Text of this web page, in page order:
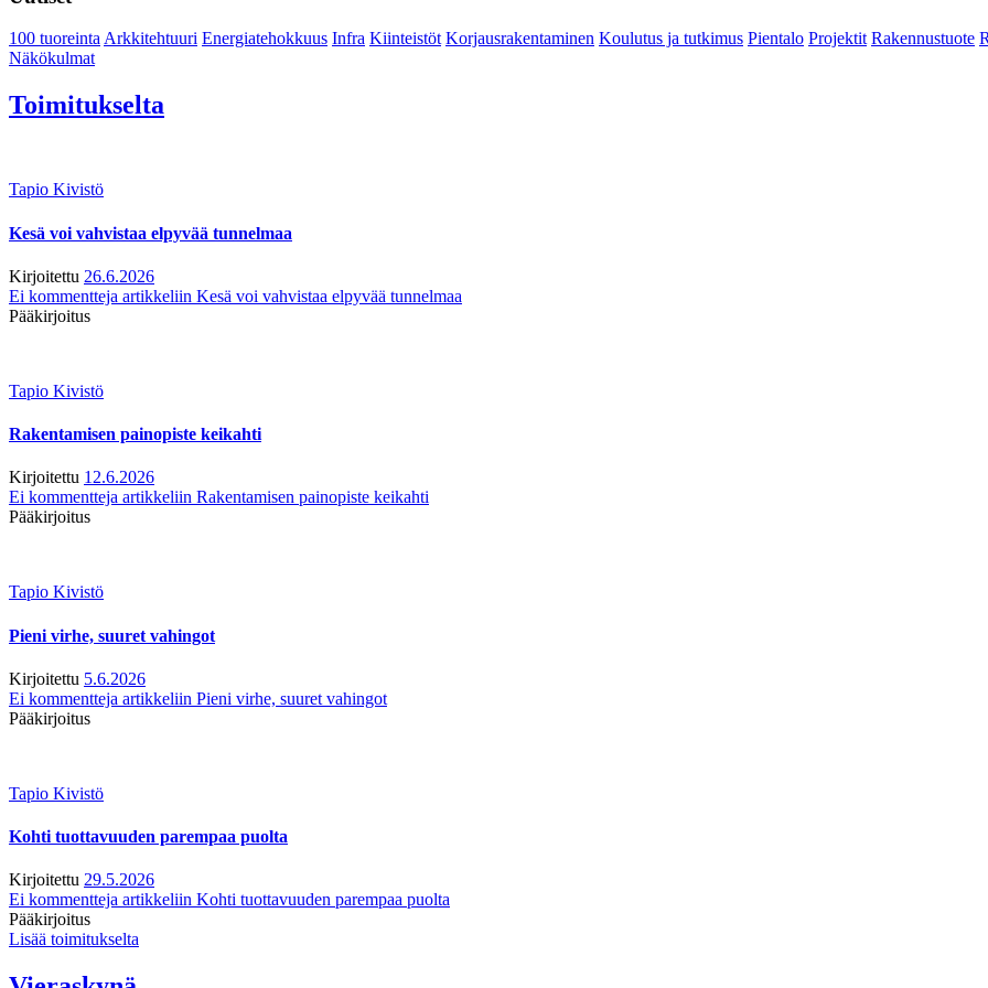
100 tuoreintaArkkitehtuuri Energiatehokkuus Infra Kiinteistöt Korjausrakentaminen Koulutus ja tutkimus Pientalo Projektit Rakennustuote
Näkökulmat
Toimitukselta
Tapio Kivistö
Kesä voi vahvistaa elpyvää tunnelmaa
Kirjoitettu 26.6.2026
Ei kommentteja artikkeliin Kesä voi vahvistaa elpyvää tunnelmaa
Pääkirjoitus
Tapio Kivistö
Rakentamisen painopiste keikahti
Kirjoitettu 12.6.2026
Ei kommentteja artikkeliin Rakentamisen painopiste keikahti
Pääkirjoitus
Tapio Kivistö
Pieni virhe, suuret vahingot
Kirjoitettu 5.6.2026
Ei kommentteja artikkeliin Pieni virhe, suuret vahingot
Pääkirjoitus
Tapio Kivistö
Kohti tuottavuuden parempaa puolta
Kirjoitettu 29.5.2026
Ei kommentteja artikkeliin Kohti tuottavuuden parempaa puolta
Pääkirjoitus
Lisää toimitukselta